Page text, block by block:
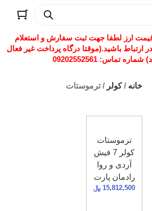
قیمت ارز لطفا جهت ثبت سفارش و استعلام
ارتباط باشید.(موقتا درگاه پرداخت غیر فعال
تماس: 09202552561
خانه /کولر / ترموستات
ترموستات
کولر 7 فیش
آردی و روا
رادمان پارت
15,812,500 ﷼